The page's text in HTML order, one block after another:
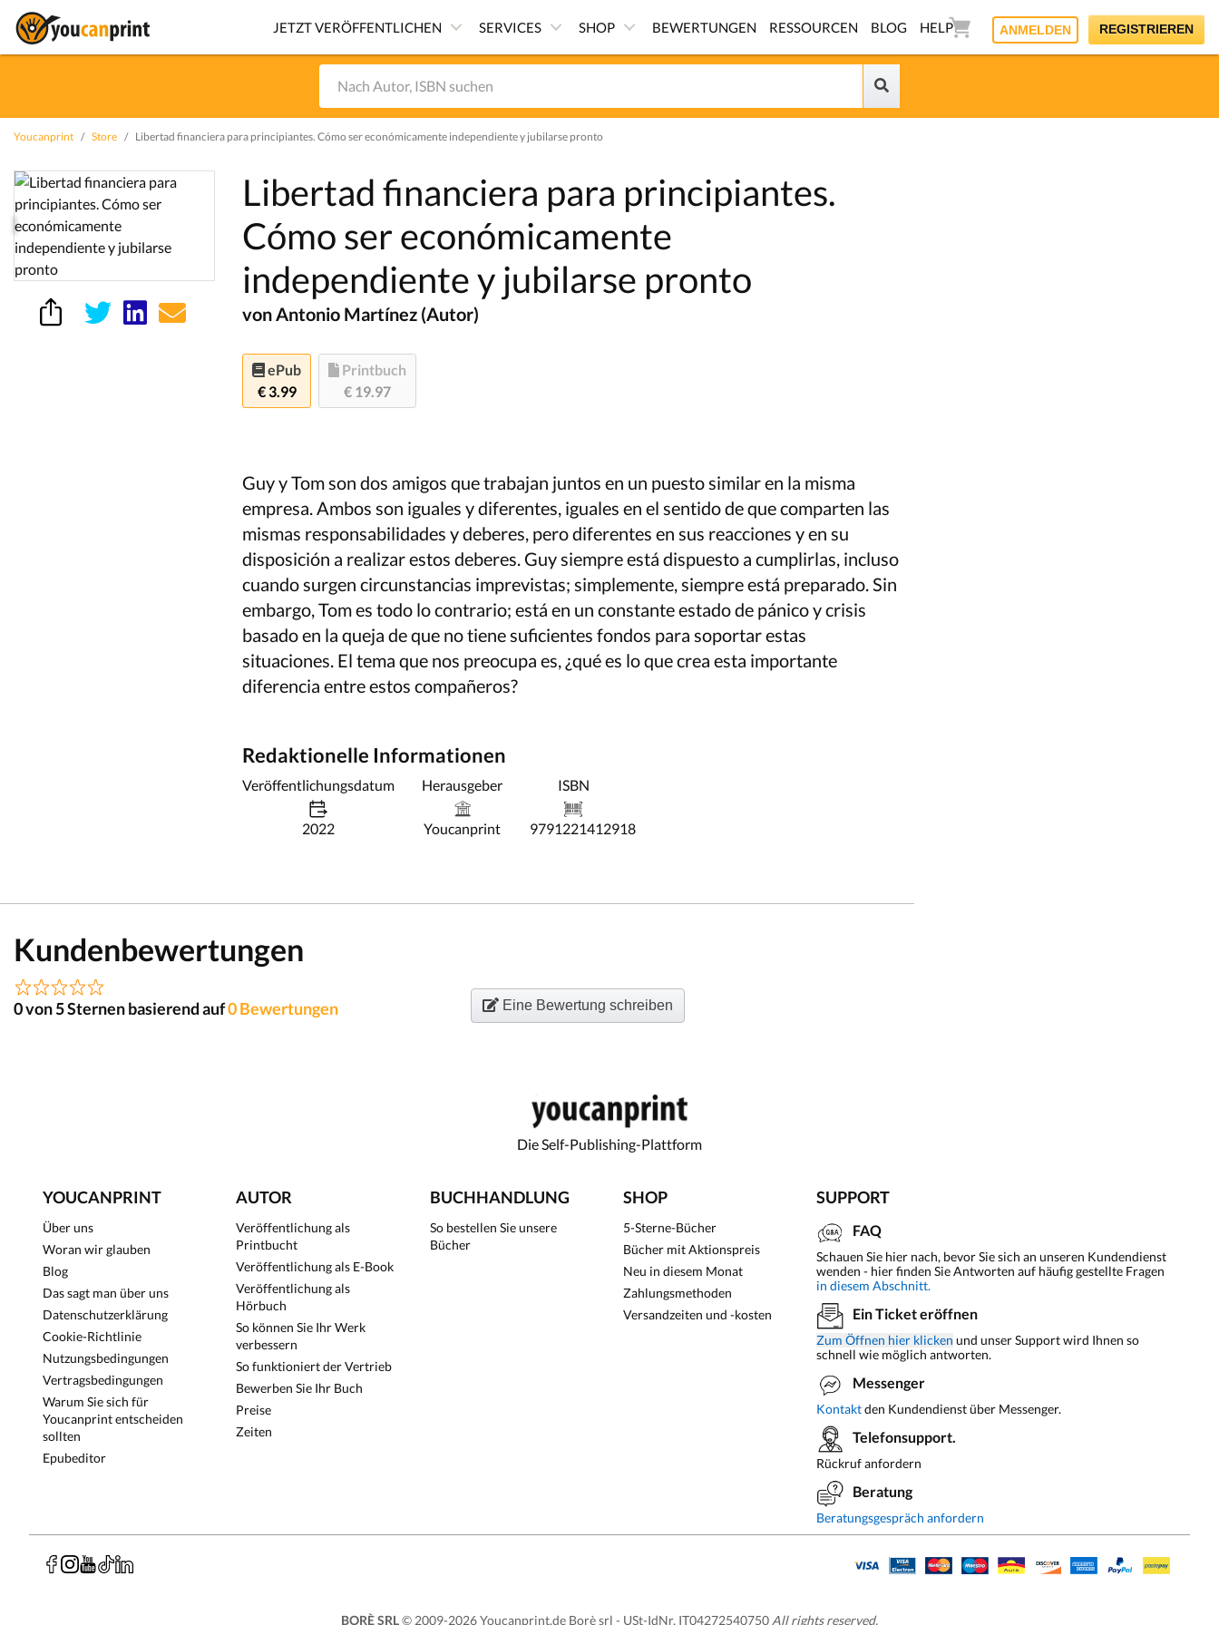
JETZT VERÖFFENTLICHEN SERVICES SHOP BEWERTUNGEN RESSOURCEN BLOG HELP ANMELDEN REGISTRIEREN
Youcanprint Store Libertad financiera para principiantes. Cómo ser económicamente independiente y jubilarse pronto
Libertad financiera para principiantes.
Cómo ser económicamente
independiente y jubilarse pronto
von Antonio Martínez (Autor)
ePub
€ 3.99
Printbuch
€ 19.97
Guy y Tom son dos amigos que trabajan juntos en un puesto similar en la misma
empresa. Ambos son iguales y diferentes, iguales en el sentido de que comparten las
mismas responsabilidades y deberes, pero diferentes en sus reacciones y en su
disposición a realizar estos deberes. Guy siempre está dispuesto a cumplirlas, incluso
cuando surgen circunstancias imprevistas; simplemente, siempre está preparado. Sin
embargo, Tom es todo lo contrario; está en un constante estado de pánico y crisis
basado en la queja de que no tiene suficientes fondos para soportar estas
situaciones. El tema que nos preocupa es, ¿qué es lo que crea esta importante
diferencia entre estos compañeros?
Redaktionelle Informationen
Veröffentlichungsdatum
2022
Herausgeber
Youcanprint
ISBN
9791221412918
Kundenbewertungen
0 von 5 Sternen basierend auf0 Bewertungen Eine Bewertung schreiben
Die Self-Publishing-Plattform
YOUCANPRINT
Über uns
Woran wir glauben
Blog
Das sagt man über uns
Datenschutzerklärung
Cookie-Richtlinie
Nutzungsbedingungen
Vertragsbedingungen
Warum Sie sich für
Youcanprint entscheiden
sollten
Epubeditor
AUTOR
Veröffentlichung als
Printbucht
Veröffentlichung als E-Book
Veröffentlichung als
Hörbuch
So können Sie Ihr Werk
verbessern
So funktioniert der Vertrieb
Bewerben Sie Ihr Buch
Preise
Zeiten
BUCHHANDLUNG
So bestellen Sie unsere
Bücher
SHOP
5-Sterne-Bücher
Bücher mit Aktionspreis
Neu in diesem Monat
Zahlungsmethoden
Versandzeiten und -kosten
SUPPORT
FAQ
Schauen Sie hier nach, bevor Sie sich an unseren Kundendienst
wenden - hier finden Sie Antworten auf häufig gestellte Fragen
in diesem Abschnitt.
Ein Ticket eröffnen
Zum Öffnen hier klicken und unser Support wird Ihnen so
schnell wie möglich antworten.
Messenger
Kontaktden Kundendienst über Messenger.
Telefonsupport.
Rückruf anfordern
Beratung
Beratungsgespräch anfordern
BORÈ SRL© 2009-2026 Youcanprint.de Borè srl - USt-IdNr. IT04272540750 All rights reserved.